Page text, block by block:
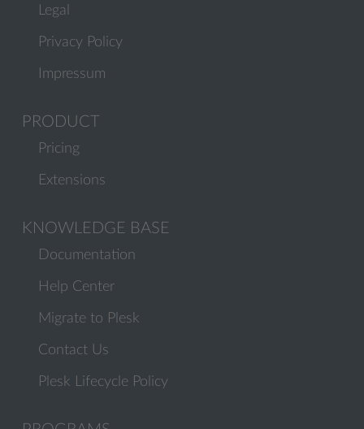
Legal
Privacy Policy
Impressum
PRODUCT
Pricing
Extensions
KNOWLEDGE BASE
Documentation
Help Center
Migrate to Plesk
Contact Us
Plesk Lifecycle Policy